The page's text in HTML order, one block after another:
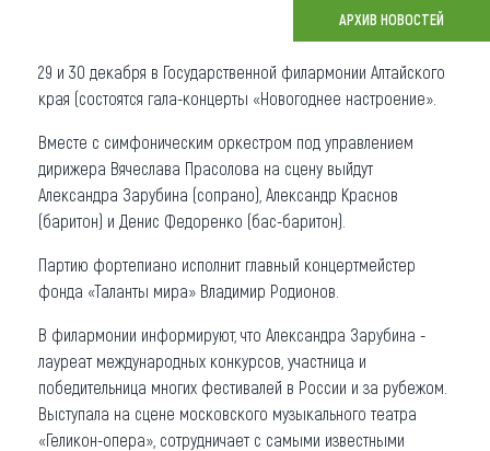
Что привезти (сувениры)
О регионе
Коллекция впечатлений
Другие рубрики
АРХИВ НОВОСТЕЙ
29 и 30 декабря в Государственной филармонии Алтайского
края (состоятся гала-концерты «Новогоднее настроение».
Вместе с симфоническим оркестром под управлением
дирижера Вячеслава Прасолова на сцену выйдут
Александра Зарубина (сопрано), Александр Краснов
(баритон) и Денис Федоренко (бас-баритон).
Партию фортепиано исполнит главный концертмейстер
фонда «Таланты мира» Владимир Родионов.
В филармонии информируют, что Александра Зарубина -
лауреат международных конкурсов, участница и
победительница многих фестивалей в России и за рубежом.
Выступала на сцене московского музыкального театра
«Геликон-опера», сотрудничает с самыми известными